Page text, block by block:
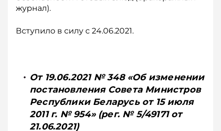
журнал).
Вступило в силу с 24.06.2021.
От 19.06.2021 № 348 «Об изменении
постановления Совета Министров
Республики Беларусь от 15 июля
2011 г. № 954» (рег. № 5/49171 от
21.06.2021)